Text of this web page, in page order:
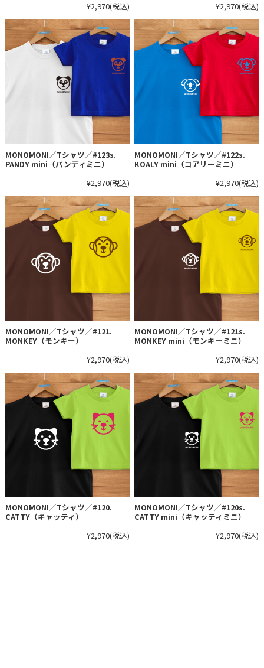
¥2,970(税込)
¥2,970(税込)
MONOMONI／Tシャツ／#123s.
PANDY mini（パンディミニ）
¥2,970(税込)
MONOMONI／Tシャツ／#122s.
KOALY mini（コアリーミニ）
¥2,970(税込)
MONOMONI／Tシャツ／#121.
MONKEY（モンキー）
¥2,970(税込)
MONOMONI／Tシャツ／#121s.
MONKEY mini（モンキーミニ）
¥2,970(税込)
MONOMONI／Tシャツ／#120.
CATTY（キャッティ）
¥2,970(税込)
MONOMONI／Tシャツ／#120s.
CATTY mini（キャッティミニ）
¥2,970(税込)